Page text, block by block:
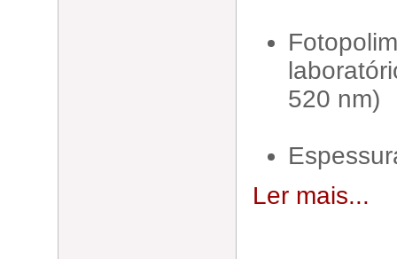
520 nm)
Ler mais...